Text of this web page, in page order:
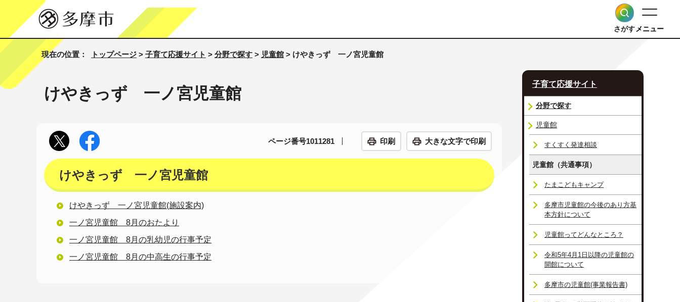
さがすメニュー
現在の位置： トップページ > 子育て応援サイト > 分野で探す > 児童館 > けやきっず 一ノ宮児童館
けやきっず 一ノ宮児童館
ページ番号1011281 印刷 大きな文字で印刷
けやきっず 一ノ宮児童館
けやきっず 一ノ宮児童館(施設案内)
一ノ宮児童館 8月のおたより
一ノ宮児童館 8月の乳幼児の行事予定
一ノ宮児童館 8月の中高生の行事予定
子育て応援サイト
分野で探す
児童館
すくすく発達相談
児童館（共通事項）
たまこどもキャンプ
多摩市児童館の今後のあり方基
本方針について
児童館ってどんなところ？
令和5年4月1日以降の児童館の
開館について
多摩市の児童館(事業報告書)